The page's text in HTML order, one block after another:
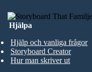
Hjälpa
Hjälp och vanliga frågor
Storyboard Creator
Hur man skriver ut